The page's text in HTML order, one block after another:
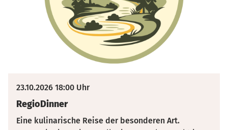
23.10.2026 18:00 Uhr
RegioDinner
Eine kulinarische Reise der besonderen Art.